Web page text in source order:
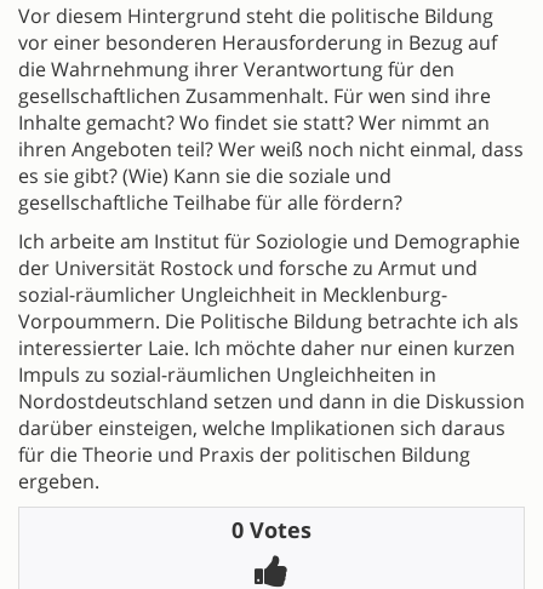
Vor diesem Hintergrund steht die politische Bildung
vor einer besonderen Herausforderung in Bezug auf
die Wahrnehmung ihrer Verantwortung für den
gesellschaftlichen Zusammenhalt. Für wen sind ihre
Inhalte gemacht? Wo findet sie statt? Wer nimmt an
ihren Angeboten teil? Wer weiß noch nicht einmal, dass
es sie gibt? (Wie) Kann sie die soziale und
gesellschaftliche Teilhabe für alle fördern?
Ich arbeite am Institut für Soziologie und Demographie
der Universität Rostock und forsche zu Armut und
sozial-räumlicher Ungleichheit in Mecklenburg-
Vorpoummern. Die Politische Bildung betrachte ich als
interessierter Laie. Ich möchte daher nur einen kurzen
Impuls zu sozial-räumlichen Ungleichheiten in
Nordostdeutschland setzen und dann in die Diskussion
darüber einsteigen, welche Implikationen sich daraus
für die Theorie und Praxis der politischen Bildung
ergeben.
0 Votes